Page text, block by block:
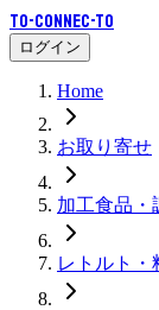
To-Connec-TO
ログイン
Home
お取り寄せ
加工食品・
レトルト・